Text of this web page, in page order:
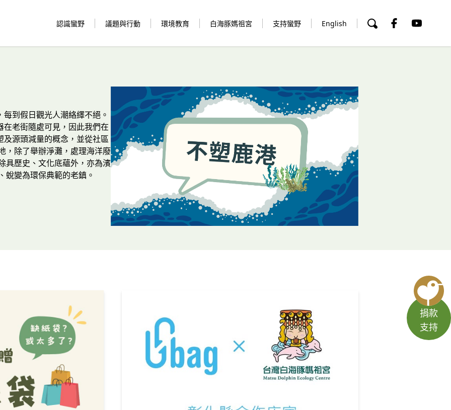
認識蠻野 議題與行動 環境教育 白海豚媽祖宮 支持蠻野 English
捐款
支持
到假日觀光人潮絡繹不絕。
老街隨處可見，因此我們在
源頭減量的概念，並從社區
，除了舉辦淨灘，處理海洋廢
具歷史、文化底蘊外，亦為濱
蛻變為環保典範的老鎮。